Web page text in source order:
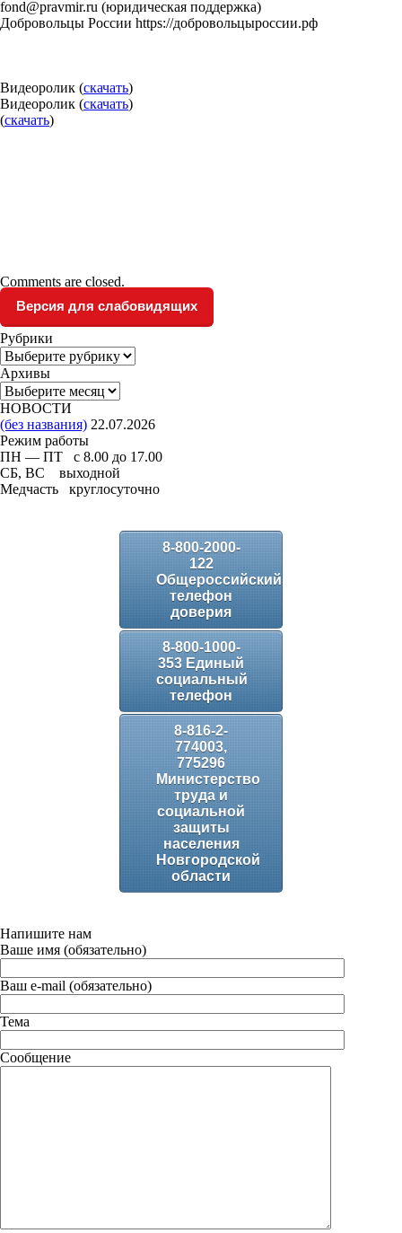
fond@pravmir.ru (юридическая поддержка)
Добровольцы России https://добровольцыроссии.рф
Видеоролик (скачать)
Видеоролик (скачать)
(скачать)
Comments are closed.
Версия для слабовидящих
Рубрики
Рубрики
Архивы
Архивы
НОВОСТИ
(без названия) 22.07.2026
Режим работы
ПН — ПТ с 8.00 до 17.00
СБ, ВС выходной
Медчасть круглосуточно
8-800-2000-
122
Общероссийский
телефон
доверия
8-800-1000-
353 Единый
социальный
телефон
8-816-2-
774003,
775296
Министерство
труда и
социальной
защиты
населения
Новгородской
области
Напишите нам
Ваше имя (обязательно)
Ваш e-mail (обязательно)
Тема
Сообщение